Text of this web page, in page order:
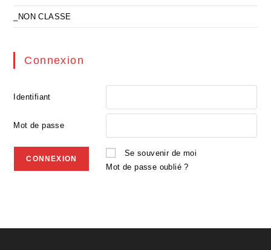
_NON CLASSE
Connexion
Identifiant
Mot de passe
Se souvenir de moi
Mot de passe oublié ?